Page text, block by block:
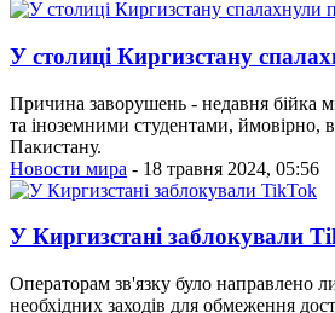
У столиці Киргизстану
Причина заворушень - недавня бійка
та іноземними студентами, ймовірно,
Пакистану.
Новости мира - 18 травня 2024, 05:56
У Киргизстані заблокували
Операторам зв'язку було направлено
необхідних заходів для обмеження